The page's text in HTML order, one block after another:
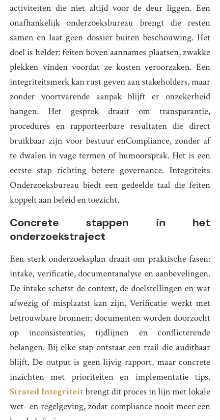
activiteiten die niet altijd voor de deur liggen. Een
onafhankelijk onderzoeksbureau brengt die resten
samen en laat geen dossier buiten beschouwing. Het
doel is helder: feiten boven aannames plaatsen, zwakke
plekken vinden voordat ze kosten veroorzaken. Een
integriteitsmerk kan rust geven aan stakeholders, maar
zonder voortvarende aanpak blijft er onzekerheid
hangen. Het gesprek draait om transparantie,
procedures en rapporteerbare resultaten die direct
bruikbaar zijn voor bestuur enCompliance, zonder af
te dwalen in vage termen of humoorsprak. Het is een
eerste stap richting betere governance. Integriteits
Onderzoeksbureau biedt een gedeelde taal die feiten
koppelt aan beleid en toezicht.
Concrete stappen in het
onderzoekstraject
Een sterk onderzoeksplan draait om praktische fasen:
intake, verificatie, documentanalyse en aanbevelingen.
De intake schetst de context, de doelstellingen en wat
afwezig of misplaatst kan zijn. Verificatie werkt met
betrouwbare bronnen; documenten worden doorzocht
op inconsistenties, tijdlijnen en conflicterende
belangen. Bij elke stap ontstaat een trail die auditbaar
blijft. De output is geen lijvig rapport, maar concrete
inzichten met prioriteiten en implementatie tips.
Strated Integriteit brengt dit proces in lijn met lokale
wet- en regelgeving, zodat compliance nooit meer een